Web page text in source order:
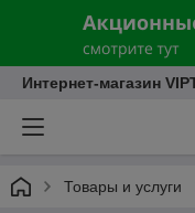
Интернет-магазин
Товары и услуги